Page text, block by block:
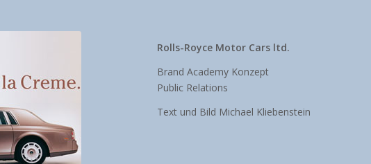
Rolls-Royce Motor Cars ltd.
Brand Academy Konzept
Public Relations
Text und Bild Michael Kliebenstein